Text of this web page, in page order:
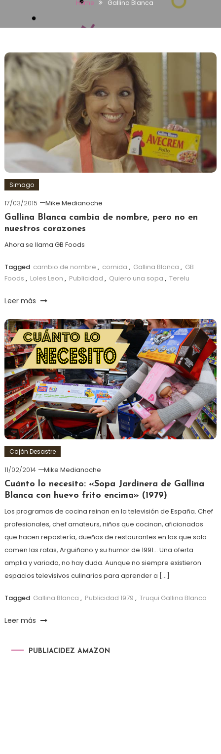
Home Gallina Blanca
Simago
17/03/2015
Mike Medianoche
Gallina Blanca cambia de nombre, pero no en
nuestros corazones
Ahora se llama GB Foods
Tagged cambio de nombre , comida , Gallina Blanca , GB
Foods , Loles Leon , Publicidad , Quiero una sopa , Terelu
Leer más
Cajón Desastre
11/02/2014
Mike Medianoche
Cuánto lo necesito: «Sopa Jardinera de Gallina
Blanca con huevo frito encima» (1979)
Los programas de cocina reinan en la televisión de España. Chef
profesionales, chef amateurs, niños que cocinan, aficionados
que hacen repostería, dueños de restaurantes en los que solo
comen las ratas, Arguiñano y su humor de 1991… Una oferta
amplia y variada, no hay duda. Aunque no siempre existieron
espacios televisivos culinarios para aprender a […]
Tagged Gallina Blanca , Publicidad 1979 , Truqui Gallina Blanca
Leer más
PUBLIACIDEZ AMAZON